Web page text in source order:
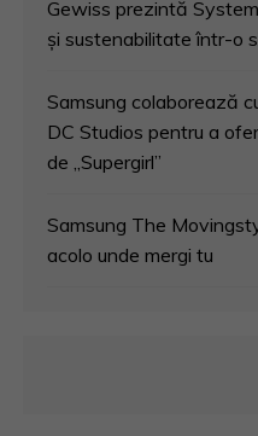
Gewiss prezintă
și sustenabilitate într-o
Samsung colaborează
DC Studios pentru a
de „Supergirl”
Samsung The
acolo unde mergi tu